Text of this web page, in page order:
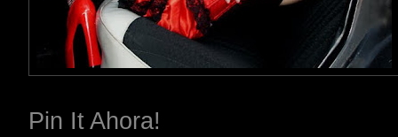
Pin It Ahora!